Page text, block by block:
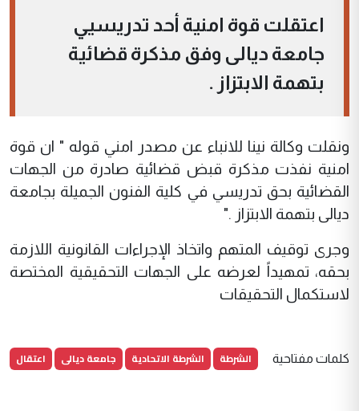
اعتقلت قوة امنية أحد تدريسيي
جامعة ديالى وفق مذكرة قضائية
بتهمة الابتزاز .
ونقلت وكالة نينا للانباء عن مصدر امني قوله " ان قوة
امنية نفذت مذكرة قبض قضائية صادرة من الجهات
القضائية بحق تدريسي في كلية الفنون الجميلة بجامعة
ديالى بتهمة الابتزاز ."
وجرى توقيف المتهم واتخاذ الإجراءات القانونية اللازمة
بحقه، تمهيداً لعرضه على الجهات التحقيقية المختصة
لاستكمال التحقيقات
كلمات مفتاحية الشرطة الشرطة الاتحادية جامعة ديالى اعتقال